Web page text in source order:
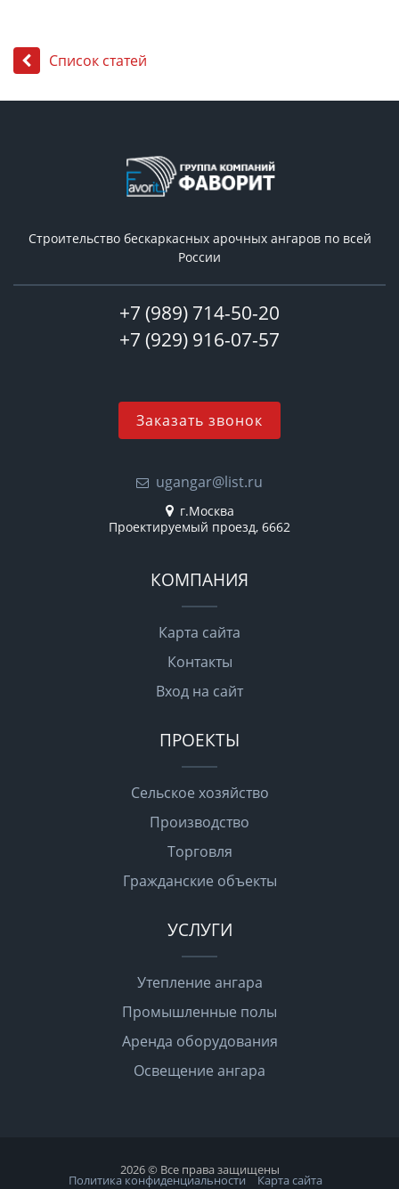
Список статей
Строительство бескаркасных арочных ангаров по всей
России
+7 (989) 714-50-20
+7 (929) 916-07-57
Заказать звонок
ugangar@list.ru
г.Москва
Проектируемый проезд, 6662
КОМПАНИЯ
Карта сайта
Контакты
Вход на сайт
ПРОЕКТЫ
Сельское хозяйство
Производство
Торговля
Гражданские объекты
УСЛУГИ
Утепление ангара
Промышленные полы
Аренда оборудования
Освещение ангара
2026 © Все права защищены
Политика конфиденциальности Карта сайта